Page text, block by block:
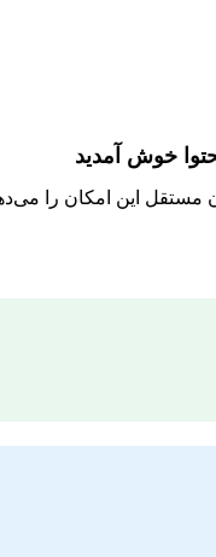
خوش آمدید
مستقل این امکان را